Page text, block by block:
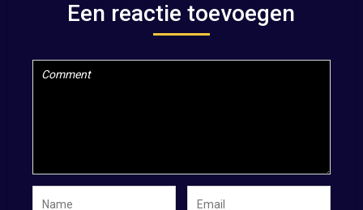
Een reactie toevoegen